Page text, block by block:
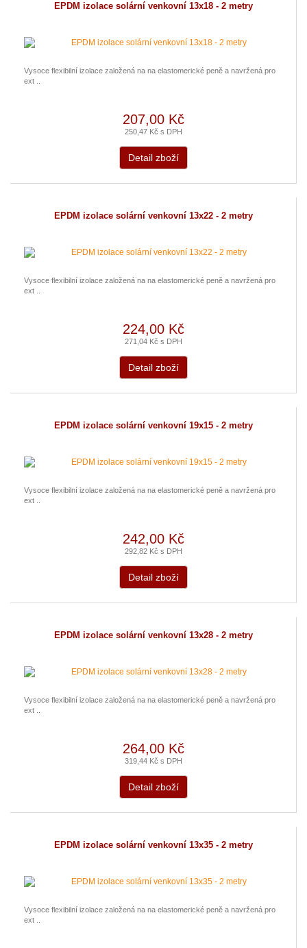
EPDM izolace solární venkovní 13x18 - 2 metry
Vysoce flexibilní izolace založená na na elastomerické peně a navržená pro
ext ..
207,00 Kč
250,47 Kč s DPH
Detail zboží
EPDM izolace solární venkovní 13x22 - 2 metry
Vysoce flexibilní izolace založená na na elastomerické peně a navržená pro
ext ..
224,00 Kč
271,04 Kč s DPH
Detail zboží
EPDM izolace solární venkovní 19x15 - 2 metry
Vysoce flexibilní izolace založená na na elastomerické peně a navržená pro
ext ..
242,00 Kč
292,82 Kč s DPH
Detail zboží
EPDM izolace solární venkovní 13x28 - 2 metry
Vysoce flexibilní izolace založená na na elastomerické peně a navržená pro
ext ..
264,00 Kč
319,44 Kč s DPH
Detail zboží
EPDM izolace solární venkovní 13x35 - 2 metry
Vysoce flexibilní izolace založená na na elastomerické peně a navržená pro
ext ..